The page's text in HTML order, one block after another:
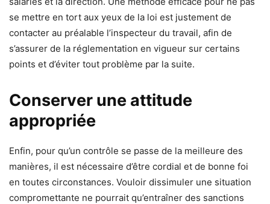
se mettre en tort aux yeux de la loi est justement de
contacter au préalable l’inspecteur du travail, afin de
s’assurer de la réglementation en vigueur sur certains
points et d’éviter tout problème par la suite.
Conserver une attitude
appropriée
Enfin, pour qu’un contrôle se passe de la meilleure des
manières, il est nécessaire d’être cordial et de bonne foi
en toutes circonstances. Vouloir dissimuler une situation
compromettante ne pourrait qu’entraîner des sanctions